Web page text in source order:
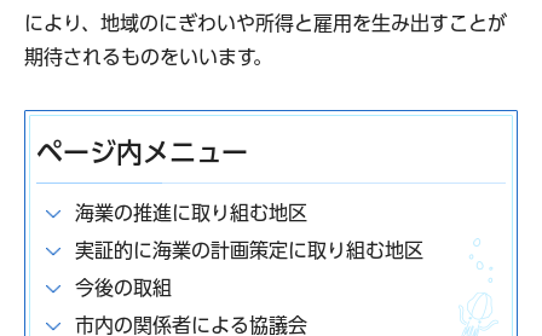
により、地域のにぎわいや所得と雇用を生み出すことが
期待されるものをいいます。
ページ内メニュー
海業の推進に取り組む地区
実証的に海業の計画策定に取り組む地区
今後の取組
市内の関係者による協議会